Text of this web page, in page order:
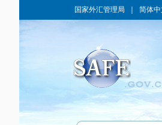
国家外汇管理局 简体中